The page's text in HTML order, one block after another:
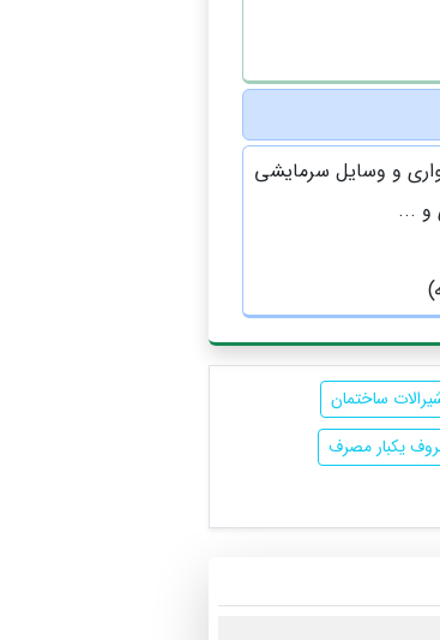
و وسایل سرمایشی
و ...
ساختمان
یکبار مصرف